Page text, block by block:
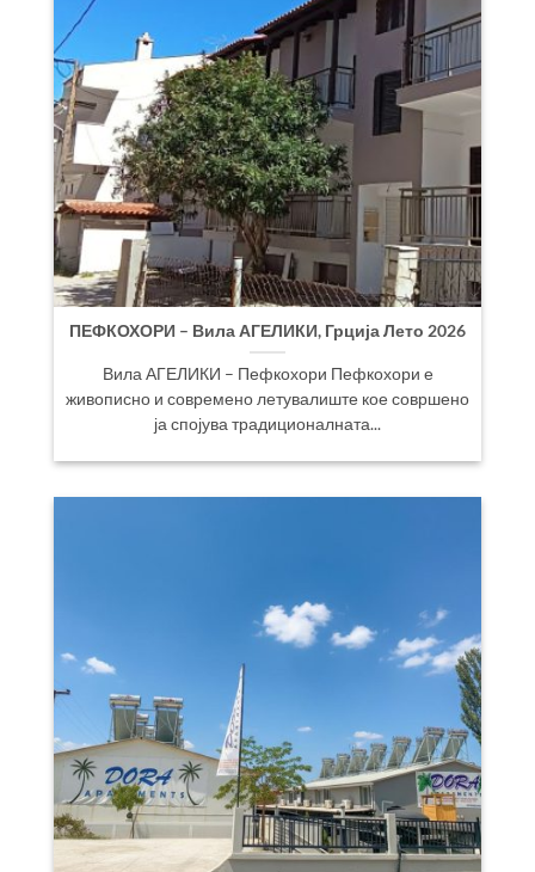
ПЕФКОХОРИ – Вила АГЕЛИКИ, Грција Лето 2026
Вила АГЕЛИКИ – Пефкохори Пефкохори е
живописно и современо летувалиште кое совршено
ја спојува традиционалната...